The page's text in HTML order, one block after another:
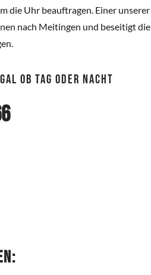
die Uhr beauftragen. Einer unserer
nach Meitingen und beseitigt die
OB TAG ODER NACHT